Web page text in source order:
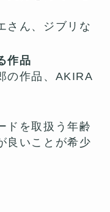
さん、ジブリな
作品
の作品、AKIRA
ドを取扱う年齢
良いことが希少